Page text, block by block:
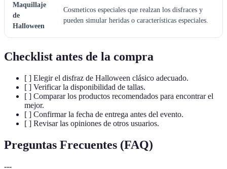
Maquillaje
de
Halloween
Cosmeticos especiales que realzan los disfraces y
pueden simular heridas o características especiales.
Checklist antes de la compra
[ ] Elegir el disfraz de Halloween clásico adecuado.
[ ] Verificar la disponibilidad de tallas.
[ ] Comparar los productos recomendados para encontrar el
mejor.
[ ] Confirmar la fecha de entrega antes del evento.
[ ] Revisar las opiniones de otros usuarios.
Preguntas Frecuentes (FAQ)
---